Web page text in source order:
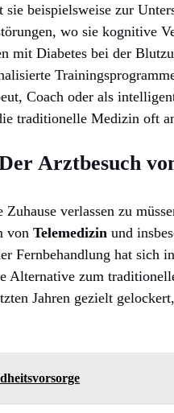
beispielsweise zur
wo sie kognitive
mit Diabetes bei der
Coach oder als
traditionelle Medizin oft
Arztbesuch
verlassen zu
von Telemedizin und
Fernbehandlung hat sich
Alternative zum
Jahren gezielt